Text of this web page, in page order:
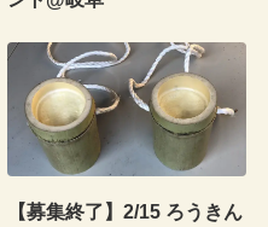
【募集終了】2/15 ろうきん